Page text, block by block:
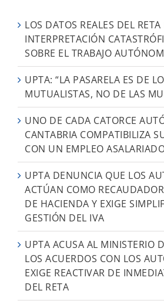
LOS DATOS REALES DEL
INTERPRETACIÓN
SOBRE EL TRABAJO
UPTA: “LA PASARELA ES DE
MUTUALISTAS, NO DE LAS
UNO DE CADA CATORCE
CANTABRIA COMPATIBILIZA
CON UN EMPLEO
UPTA DENUNCIA QUE LOS
ACTÚAN COMO
DE HACIENDA Y EXIGE
GESTIÓN DEL IVA
UPTA ACUSA AL MINISTERIO
LOS ACUERDOS CON LOS
EXIGE REACTIVAR DE
DEL RETA